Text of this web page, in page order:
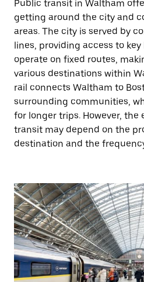
Public transit in Waltham
getting around the city and
areas. The city is served by
lines, providing access to key
operate on fixed routes,
various destinations within
rail connects Waltham to
surrounding communities,
for longer trips. However, the
transit may depend on the
destination and the